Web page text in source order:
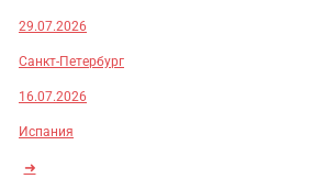
29.07.2026
Санкт-Петербург
16.07.2026
Испания
➜